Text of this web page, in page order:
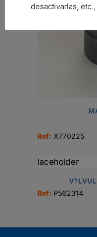
Ref: X770225
Ref: P562314
desactivarlas, etc.,